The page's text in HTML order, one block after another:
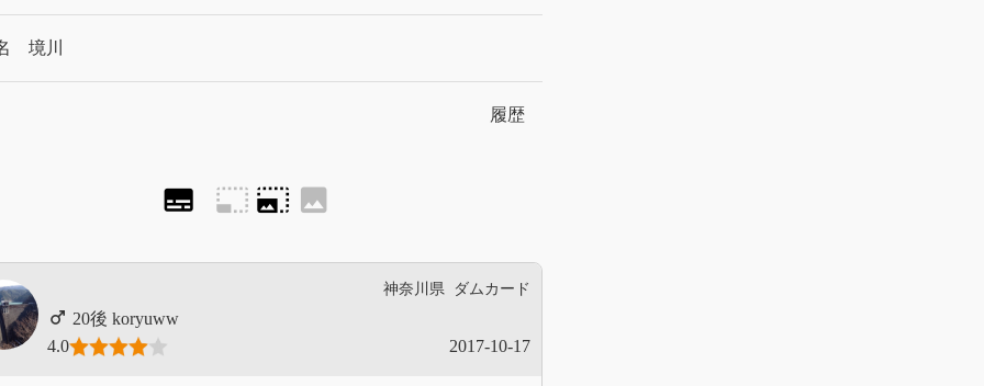
境川
履歴
subtitles photo_size_select_small photo_size_select_large image
神奈川県 ダムカード
koryuww
4.0
2017-10-17